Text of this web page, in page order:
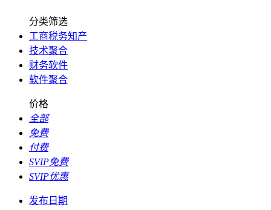
分类筛选
工商税务知产
技术聚合
财务软件
软件聚合
价格
全部
免费
付费
SVIP免费
SVIP优惠
发布日期